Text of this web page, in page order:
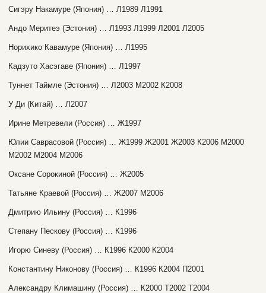
Сигэру Накамуре (Япония) … Л1989 Л1991
Андо Меритеэ (Эстония) … Л1993 Л1999 Л2001 Л2005
Норихико Кавамуре (Япония) … Л1995
Кадзуто Хасэгаве (Япония) … Л1997
Туннет Таймле (Эстония) … Л2003 М2002 К2008
У Ди (Китай) … Л2007
Ирине Метревели (Россия) … Ж1997
Юлии Саврасовой (Россия) … Ж1999 Ж2001 Ж2003 К2006 М2000
М2002 М2004 М2006
Оксане Сорокиной (Россия) … Ж2005
Татьяне Краевой (Россия) … Ж2007 М2006
Дмитрию Ильину (Россия) … К1996
Степану Пескову (Россия) … К1996
Игорю Синеву (Россия) … К1996 К2000 К2004
Константину Никонову (Россия) … К1996 К2004 П2001
Александру Климашину (Россия) … К2000 T2002 T2004